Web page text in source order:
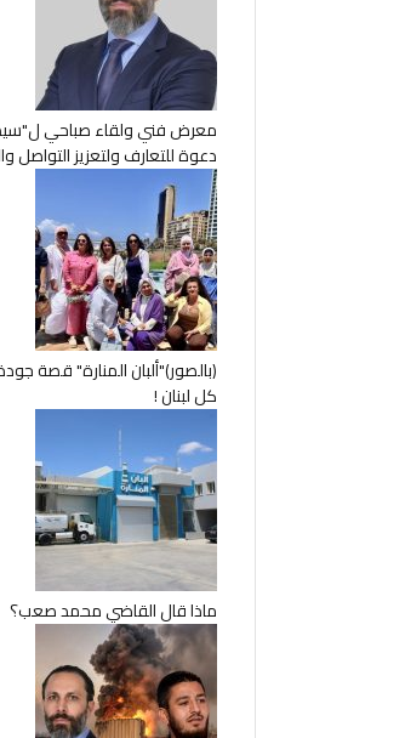
معرض فني ولقاء صباحي
دعوة للتعارف ولتعزيز التواصل
(بالصور)"ألبان المنارة" قصة
كل لبنان !
ماذا قال القاضي محمد صعب؟